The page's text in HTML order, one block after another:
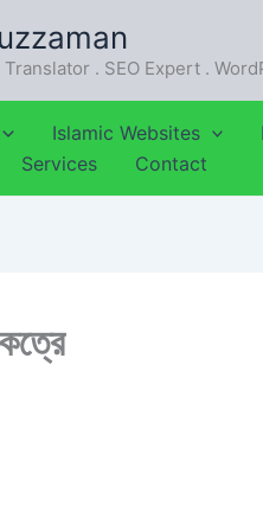
. SEO Expert .
Islamic Websites
Services Contact